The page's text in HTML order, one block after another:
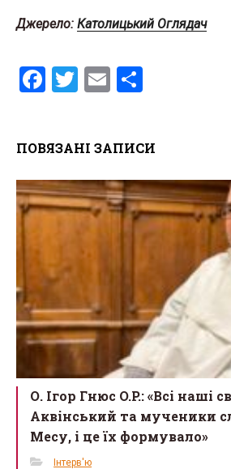
Джерело: Католицький Оглядач
F
b
o
o
T
er
E
e
ПОВЯЗАНІ ЗАПИСИ
О. Ігор Гнюс O.P.: «Всі наші
Аквінський та мученики
Месу, і це їх формувало»
Інтерв'ю